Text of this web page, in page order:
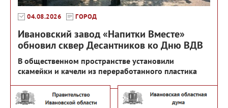
04.08.2026 ГОРОД
Ивановский завод «Напитки Вместе»
обновил сквер Десантников ко Дню ВДВ
В общественном пространстве установили
скамейки и качели из переработанного пластика